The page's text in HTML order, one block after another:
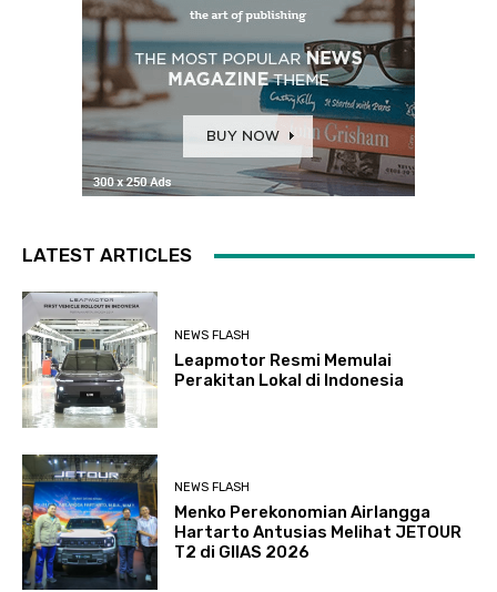
LATEST ARTICLES
NEWS FLASH
Leapmotor Resmi Memulai
Perakitan Lokal di Indonesia
NEWS FLASH
Menko Perekonomian Airlangga
Hartarto Antusias Melihat JETOUR
T2 di GIIAS 2026